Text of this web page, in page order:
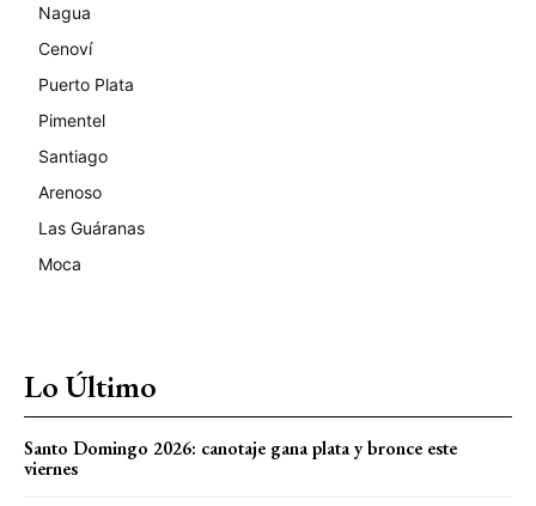
Nagua
Cenoví
Puerto Plata
Pimentel
Santiago
Arenoso
Las Guáranas
Moca
Lo Último
Santo Domingo 2026: canotaje gana plata y bronce este
viernes